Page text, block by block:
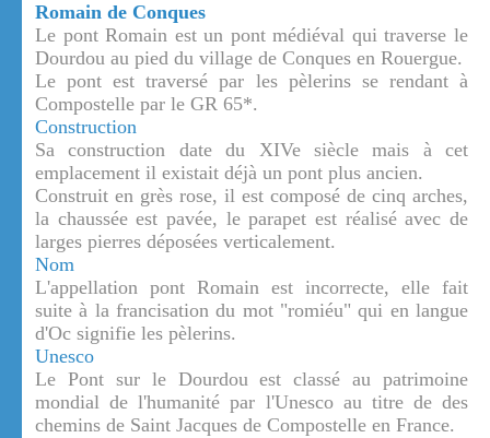
Romain de Conques
Le pont Romain est un pont médiéval qui traverse le
Dourdou au pied du village de Conques en Rouergue.
Le pont est traversé par les pèlerins se rendant à
Compostelle par le GR 65*.
Construction
Sa construction date du XIVe siècle mais à cet
emplacement il existait déjà un pont plus ancien.
Construit en grès rose, il est composé de cinq arches,
la chaussée est pavée, le parapet est réalisé avec de
larges pierres déposées verticalement.
Nom
L'appellation pont Romain est incorrecte, elle fait
suite à la francisation du mot "romiéu" qui en langue
d'Oc signifie les pèlerins.
Unesco
Le Pont sur le Dourdou est classé au patrimoine
mondial de l'humanité par l'Unesco au titre de des
chemins de Saint Jacques de Compostelle en France.